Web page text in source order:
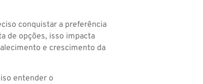
conquistar a preferência
de opções, isso impacta
e crescimento da
entender o